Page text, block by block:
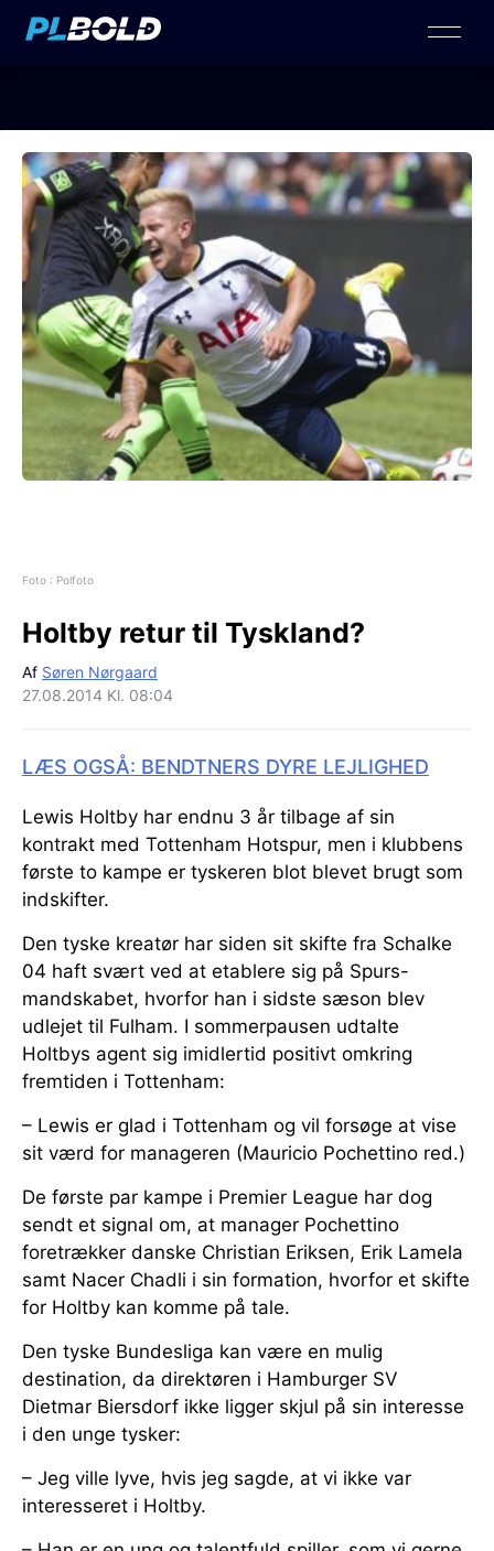
Foto : Polfoto
Holtby retur til Tyskland?
Af Søren Nørgaard
27.08.2014 Kl. 08:04
LÆS OGSÅ: BENDTNERS DYRE LEJLIGHED
Lewis Holtby har endnu 3 år tilbage af sin
kontrakt med Tottenham Hotspur, men i klubbens
første to kampe er tyskeren blot blevet brugt som
indskifter.
Den tyske kreatør har siden sit skifte fra Schalke
04 haft svært ved at etablere sig på Spurs-
mandskabet, hvorfor han i sidste sæson blev
udlejet til Fulham. I sommerpausen udtalte
Holtbys agent sig imidlertid positivt omkring
fremtiden i Tottenham:
– Lewis er glad i Tottenham og vil forsøge at vise
sit værd for manageren (Mauricio Pochettino red.)
De første par kampe i Premier League har dog
sendt et signal om, at manager Pochettino
foretrækker danske Christian Eriksen, Erik Lamela
samt Nacer Chadli i sin formation, hvorfor et skifte
for Holtby kan komme på tale.
Den tyske Bundesliga kan være en mulig
destination, da direktøren i Hamburger SV
Dietmar Biersdorf ikke ligger skjul på sin interesse
i den unge tysker:
– Jeg ville lyve, hvis jeg sagde, at vi ikke var
interesseret i Holtby.